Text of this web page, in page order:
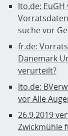
lto.de:
suche vor
fr.de:
Dänemark
verurteilt?
lto.de:
vor Alle
26.9.2019
Zwickmühle